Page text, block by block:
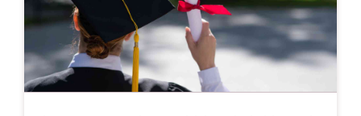
Formazione
Convenzioni
L’Agricoltore cuneese